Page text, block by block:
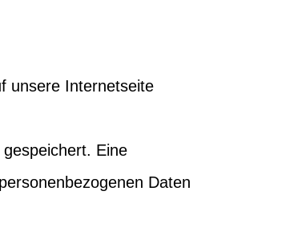
unsere Internetseite
Eine
Daten